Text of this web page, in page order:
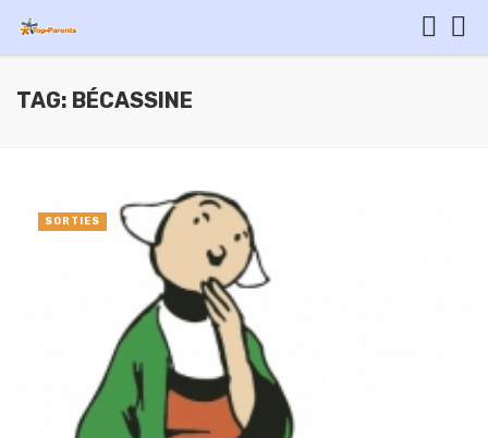
TAG: BÉCASSINE
SORTIES